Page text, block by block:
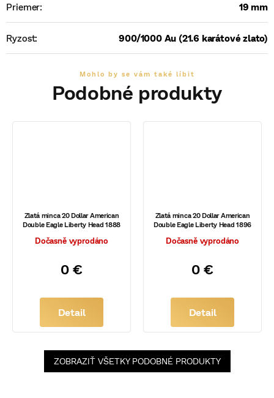
Priemer: 19 mm
Ryzost: 900/1000 Au (21.6 karátové zlato)
Zlatá minca 20 Dollar American
Double Eagle Liberty Head 1888
Dočasně vyprodáno
0 €
Detail
Zlatá minca 20 Dollar American
Double Eagle Liberty Head 1896
Dočasně vyprodáno
0 €
Detail
ZOBRAZIŤ VŠETKY PODOBNÉ PRODUKTY